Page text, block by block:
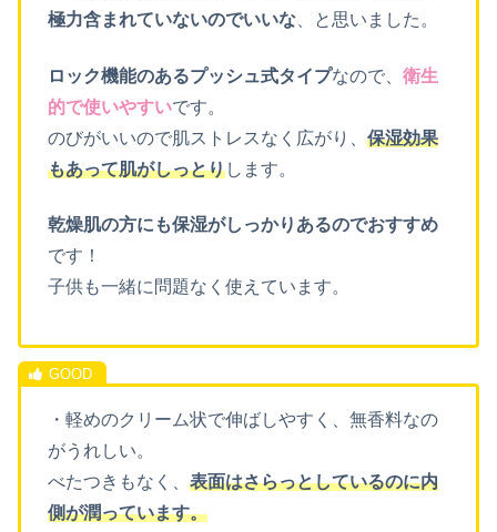
極力含まれていないのでいいな 、と思いました。
ロック機能のあるプッシュ式タイプなので、 衛生
的で使いやすいです。
のびがいいので肌ストレスなく広がり、 保湿効果
もあって肌がしっとりします。
乾燥肌の方にも保湿がしっかりあるのでおすすめ
です！
子供も一緒に問題なく使えています。
・軽めのクリーム状で伸ばしやすく、無香料なの
がうれしい。
べたつきもなく、 表面はさらっとしているのに内
側が潤っています。